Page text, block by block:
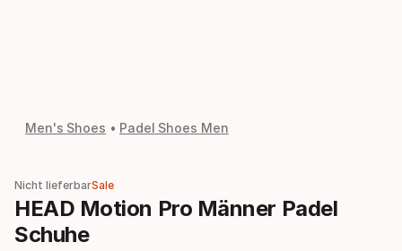
Men's Shoes Padel Shoes Men
Nicht lieferbarSale
HEAD Motion Pro Männer Padel
Schuhe